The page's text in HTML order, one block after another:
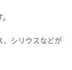
、シリウスなどが